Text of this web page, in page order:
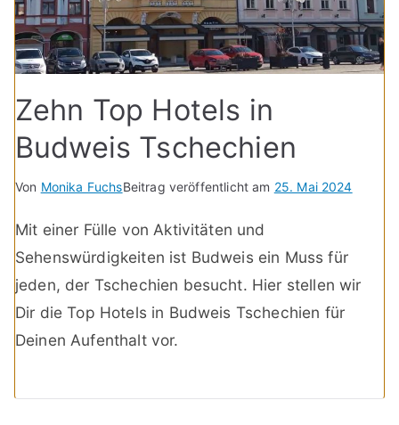
Zehn Top Hotels in
Budweis Tschechien
Von Monika FuchsBeitrag veröffentlicht am 25. Mai 2024
Mit einer Fülle von Aktivitäten und
Sehenswürdigkeiten ist Budweis ein Muss für
jeden, der Tschechien besucht. Hier stellen wir
Dir die Top Hotels in Budweis Tschechien für
Deinen Aufenthalt vor.